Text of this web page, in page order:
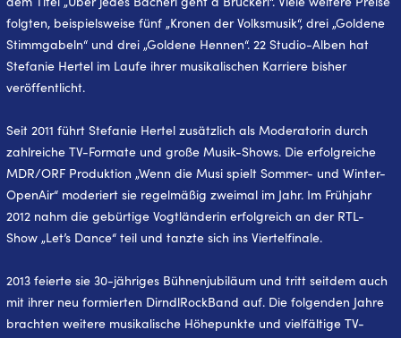
folgten, beispielsweise fünf „Kronen der Volksmusik“, drei „Goldene
Stimmgabeln“ und drei „Goldene Hennen“. 22 Studio-Alben hat
Stefanie Hertel im Laufe ihrer musikalischen Karriere bisher
veröffentlicht.
Seit 2011 führt Stefanie Hertel zusätzlich als Moderatorin durch
zahlreiche TV-Formate und große Musik-Shows. Die erfolgreiche
MDR/ORF Produktion „Wenn die Musi spielt Sommer- und Winter-
OpenAir“ moderiert sie regelmäßig zweimal im Jahr. Im Frühjahr
2012 nahm die gebürtige Vogtländerin erfolgreich an der RTL-
Show „Let’s Dance“ teil und tanzte sich ins Viertelfinale.
2013 feierte sie 30-jähriges Bühnenjubiläum und tritt seitdem auch
mit ihrer neu formierten DirndlRockBand auf. Die folgenden Jahre
brachten weitere musikalische Höhepunkte und vielfältige TV-